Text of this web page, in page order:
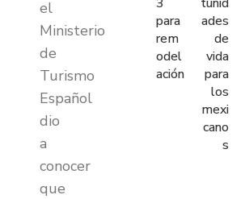
el
Ministerio
de
Turismo
Español
dio
a
conocer
que
para
rem
odel
ación
ades
de
vida
para
los
mexi
cano
s